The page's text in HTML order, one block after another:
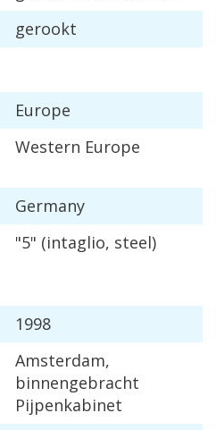
gerookt
Europe
Western Europe
Germany
"5" (intaglio, steel)
1998
Amsterdam,
binnengebracht
Pijpenkabinet